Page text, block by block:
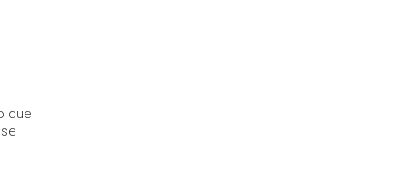
que